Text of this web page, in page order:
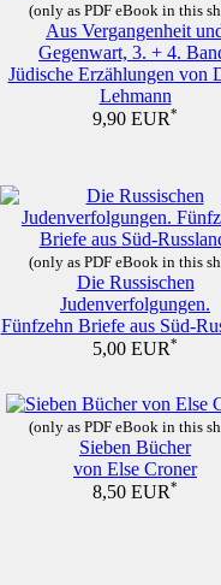
(only as PDF eBook in this
Aus Vergangenheit
Gegenwart, 3. + 4.
Jüdische Erzählungen von
Lehmann
9,90 EUR*
(only as PDF eBook in this
Die Russischen
Judenverfolgungen.
Fünfzehn Briefe aus Süd-
5,00 EUR*
(only as PDF eBook in this
Sieben Bücher
von Else Croner
8,50 EUR*